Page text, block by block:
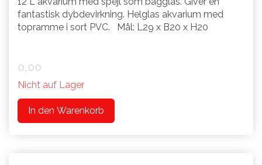
fantastisk dybdevirkning. Helglas akvarium med
topramme i sort PVC. Mål: L29 x B20 x H20
0,00
Nicht auf Lager
In den Warenkorb